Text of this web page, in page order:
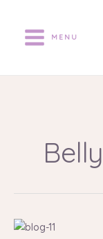
contenido
MENU
Tips